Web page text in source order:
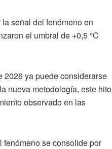
señal del fenómeno en
el umbral de +0,5 °C
2026 ya puede considerarse
nueva metodología, este hito
observado en las
fenómeno se consolide por